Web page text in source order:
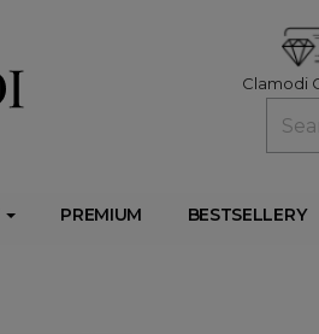
Clamodi
PREMIUM BESTSELLERY